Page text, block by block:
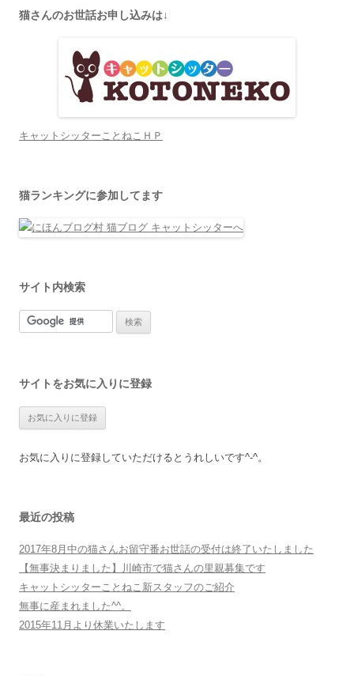
猫さんのお世話お申し込みは↓
キャットシッターことねこＨＰ
猫ランキングに参加してます
サイト内検索
サイトをお気に入りに登録
お気に入りに登録していただけるとうれしいです^-^。
最近の投稿
2017年8月中の猫さんお留守番お世話の受付は終了いたしました
【無事決まりました】川崎市で猫さんの里親募集です
キャットシッターことねこ新スタッフのご紹介
無事に産まれました^^。
2015年11月より休業いたします